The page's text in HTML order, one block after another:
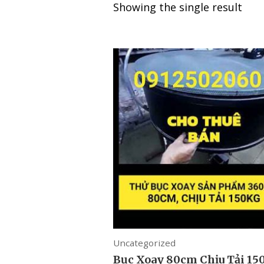
Showing the single result
Uncategorized
Bục Xoay 80cm Chịu Tải